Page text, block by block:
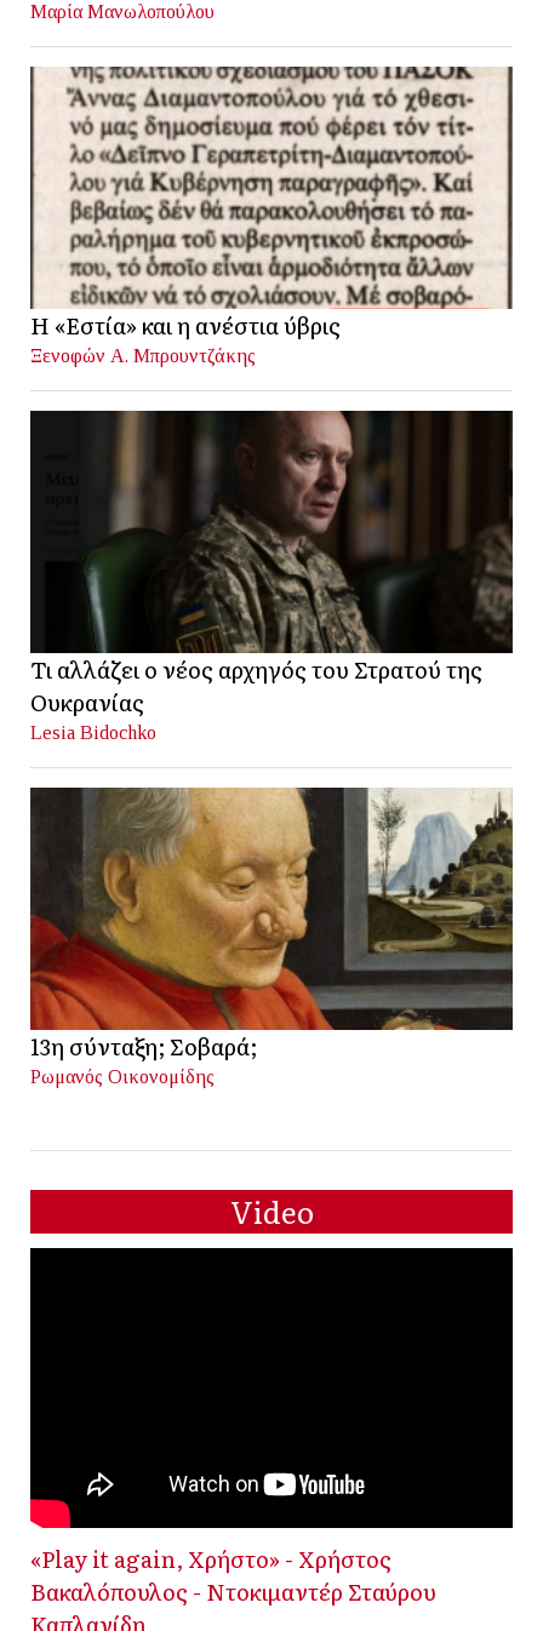
Μαρία Μανωλοπούλου
Η «Εστία» και η ανέστια ύβρις
Ξενοφών Α. Μπρουντζάκης
Τι αλλάζει ο νέος αρχηγός του Στρατού της
Ουκρανίας
Lesia Bidochko
13η σύνταξη; Σοβαρά;
Ρωμανός Οικονομίδης
Video
«Play it again, Χρήστο» - Χρήστος
Βακαλόπουλος - Ντοκιμαντέρ Σταύρου
Καπλανίδη